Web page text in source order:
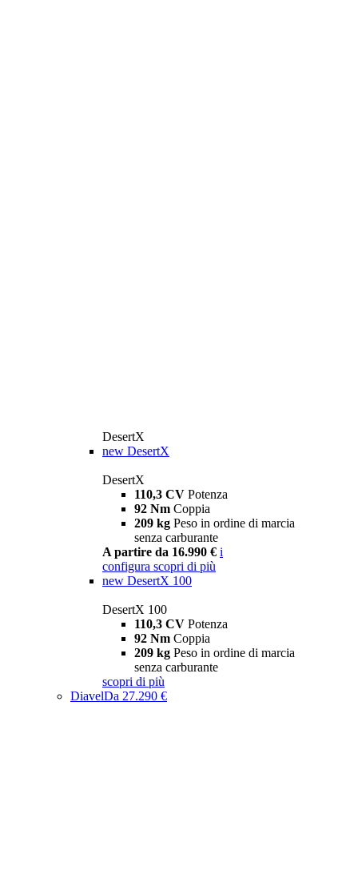
DesertX
new DesertX
DesertX
110,3 CV Potenza
92 Nm Coppia
209 kg Peso in ordine di marcia
senza carburante
A partire da 16.990 € i
configura scopri di più
new DesertX 100
DesertX 100
110,3 CV Potenza
92 Nm Coppia
209 kg Peso in ordine di marcia
senza carburante
scopri di più
DiavelDa 27.290 €